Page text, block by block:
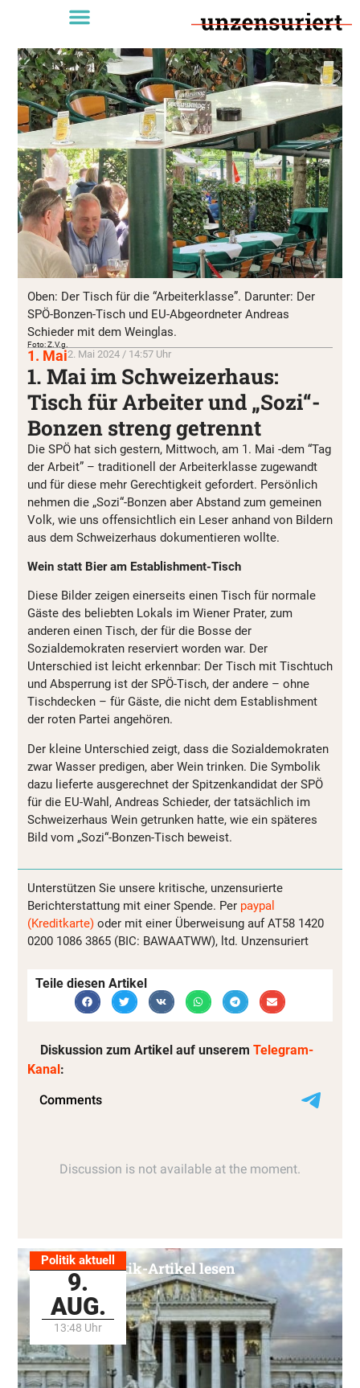
Oben: Der Tisch für die “Arbeiterklasse”. Darunter: Der
SPÖ-Bonzen-Tisch und EU-Abgeordneter Andreas
Schieder mit dem Weinglas.
Foto: Z.V.g.
1. Mai2. Mai 2024 / 14:57 Uhr
1. Mai im Schweizerhaus:
Tisch für Arbeiter und „Sozi“-
Bonzen streng getrennt
Die SPÖ hat sich gestern, Mittwoch, am 1. Mai -dem “Tag
der Arbeit” – traditionell der Arbeiterklasse zugewandt
und für diese mehr Gerechtigkeit gefordert. Persönlich
nehmen die „Sozi“-Bonzen aber Abstand zum gemeinen
Volk, wie uns offensichtlich ein Leser anhand von Bildern
aus dem Schweizerhaus dokumentieren wollte.
Wein statt Bier am Establishment-Tisch
Diese Bilder zeigen einerseits einen Tisch für normale
Gäste des beliebten Lokals im Wiener Prater, zum
anderen einen Tisch, der für die Bosse der
Sozialdemokraten reserviert worden war. Der
Unterschied ist leicht erkennbar: Der Tisch mit Tischtuch
und Absperrung ist der SPÖ-Tisch, der andere – ohne
Tischdecken – für Gäste, die nicht dem Establishment
der roten Partei angehören.
Der kleine Unterschied zeigt, dass die Sozialdemokraten
zwar Wasser predigen, aber Wein trinken. Die Symbolik
dazu lieferte ausgerechnet der Spitzenkandidat der SPÖ
für die EU-Wahl, Andreas Schieder, der tatsächlich im
Schweizerhaus Wein getrunken hatte, wie ein späteres
Bild vom „Sozi“-Bonzen-Tisch beweist.
Unterstützen Sie unsere kritische, unzensurierte
Berichterstattung mit einer Spende. Per paypal
(Kreditkarte) oder mit einer Überweisung auf AT58 1420
0200 1086 3865 (BIC: BAWAATWW), ltd. Unzensuriert
Teile diesen Artikel
Diskussion zum Artikel auf unserem Telegram-
Kanal :
Politik aktuell
9.
AUG.
13:48 Uhr
Alle Politik-Artikel lesen